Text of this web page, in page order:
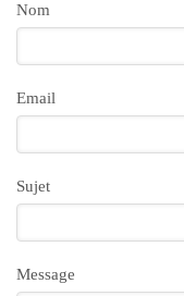
Nom
Email
Sujet
Message